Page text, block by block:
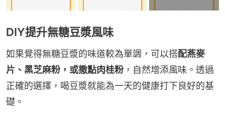
DIY提升無糖豆漿風味
如果覺得無糖豆漿的味道較為單調，可以搭配燕麥
片、黑芝麻粉，或撒點肉桂粉 ，自然增添風味。透過
正確的選擇，喝豆漿就能為一天的健康打下良好的基
礎。